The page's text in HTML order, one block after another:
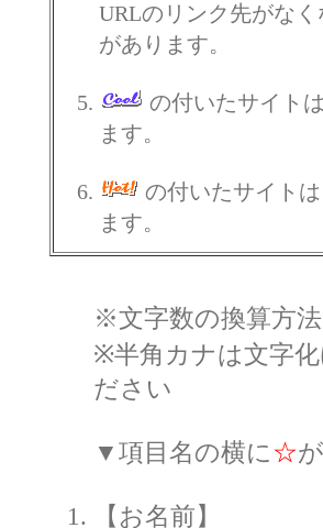
URLのリンク先がな
があります。
の付いたサイト
ます。
の付いたサイト
ます。
※文字数の換算方
※半角カナは文字
ださい
▼項目名の横に☆
【お名前】